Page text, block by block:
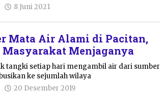
8 Juni 2021
Mata Air Alami di Pacitan,
Menjaganya
tangki setiap hari mengambil air dari sumber
ke sejumlah wilaya
20 Desember 2019